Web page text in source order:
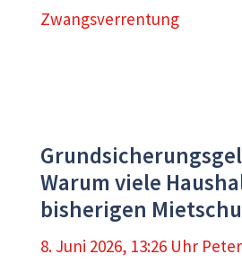
Zwangsverrentung
Warum viele
bisherigen
8. Juni 2026, 13:26 Uhr